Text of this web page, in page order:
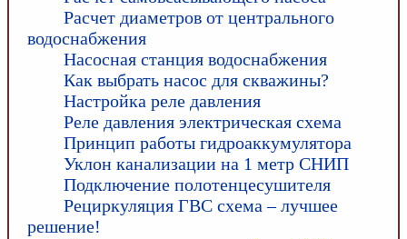
Расчет диаметров от центрального
водоснабжения
Насосная станция водоснабжения
Как выбрать насос для скважины?
Настройка реле давления
Реле давления электрическая схема
Принцип работы гидроаккумулятора
Уклон канализации на 1 метр СНИП
Подключение полотенцесушителя
Рециркуляция ГВС схема – лучшее
решение!